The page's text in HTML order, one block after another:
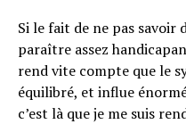
Si le fait de ne pas savoir
paraître assez
rend vite compte que le
équilibré, et influe
c’est là que je me suis